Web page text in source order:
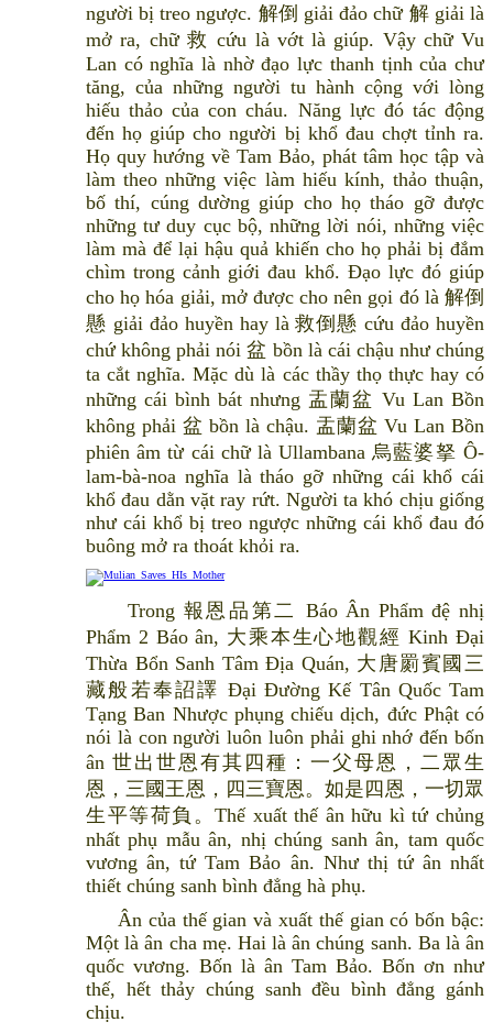
người bị treo ngược. 解倒 giải đảo chữ 解 giải là
mở ra, chữ 救 cứu là vớt là giúp. Vậy chữ Vu
Lan có nghĩa là nhờ đạo lực thanh tịnh của chư
tăng, của những người tu hành cộng với lòng
hiếu thảo của con cháu. Năng lực đó tác động
đến họ giúp cho người bị khổ đau chợt tỉnh ra.
Họ quy hướng về Tam Bảo, phát tâm học tập và
làm theo những việc làm hiếu kính, thảo thuận,
bố thí, cúng dường giúp cho họ tháo gỡ được
những tư duy cục bộ, những lời nói, những việc
làm mà để lại hậu quả khiến cho họ phải bị đắm
chìm trong cảnh giới đau khổ. Đạo lực đó giúp
cho họ hóa giải, mở được cho nên gọi đó là 解倒
懸 giải đảo huyền hay là 救倒懸 cứu đảo huyền
chứ không phải nói 盆 bồn là cái chậu như chúng
ta cắt nghĩa. Mặc dù là các thầy thọ thực hay có
những cái bình bát nhưng 盂蘭盆 Vu Lan Bồn
không phải 盆 bồn là chậu. 盂蘭盆 Vu Lan Bồn
phiên âm từ cái chữ là Ullambana 烏藍婆拏 Ô-
lam-bà-noa nghĩa là tháo gỡ những cái khổ cái
khổ đau dằn vặt ray rứt. Người ta khó chịu giống
như cái khổ bị treo ngược những cái khổ đau đó
buông mở ra thoát khỏi ra.
Trong 報恩品第二 Báo Ân Phẩm đệ nhị
Phẩm 2 Báo ân, 大乘本生心地觀經 Kinh Đại
Thừa Bổn Sanh Tâm Địa Quán, 大唐罽賓國三
藏般若奉詔譯 Đại Đường Kế Tân Quốc Tam
Tạng Ban Nhược phụng chiếu dịch, đức Phật có
nói là con người luôn luôn phải ghi nhớ đến bốn
ân 世出世恩有其四種：一父母恩，二眾生
恩，三國王恩，四三寶恩。如是四恩，一切眾
生平等荷負。Thế xuất thế ân hữu kì tứ chủng
nhất phụ mẫu ân, nhị chúng sanh ân, tam quốc
vương ân, tứ Tam Bảo ân. Như thị tứ ân nhất
thiết chúng sanh bình đẳng hà phụ.
Ân của thế gian và xuất thế gian có bốn bậc:
Một là ân cha mẹ. Hai là ân chúng sanh. Ba là ân
quốc vương. Bốn là ân Tam Bảo. Bốn ơn như
thế, hết thảy chúng sanh đều bình đẳng gánh
chịu.